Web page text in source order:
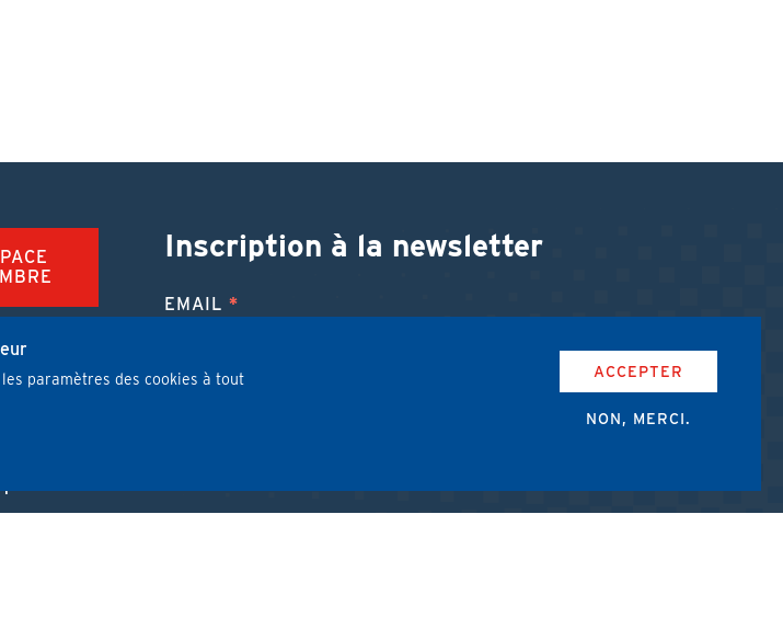
Inscription à la newsletter
EMAIL
J'ai lu et j'accepte les conditions d'utilisation de l'AMUB.
paramètres des cookies à tout
ACCEPTER
NON, MERCI.